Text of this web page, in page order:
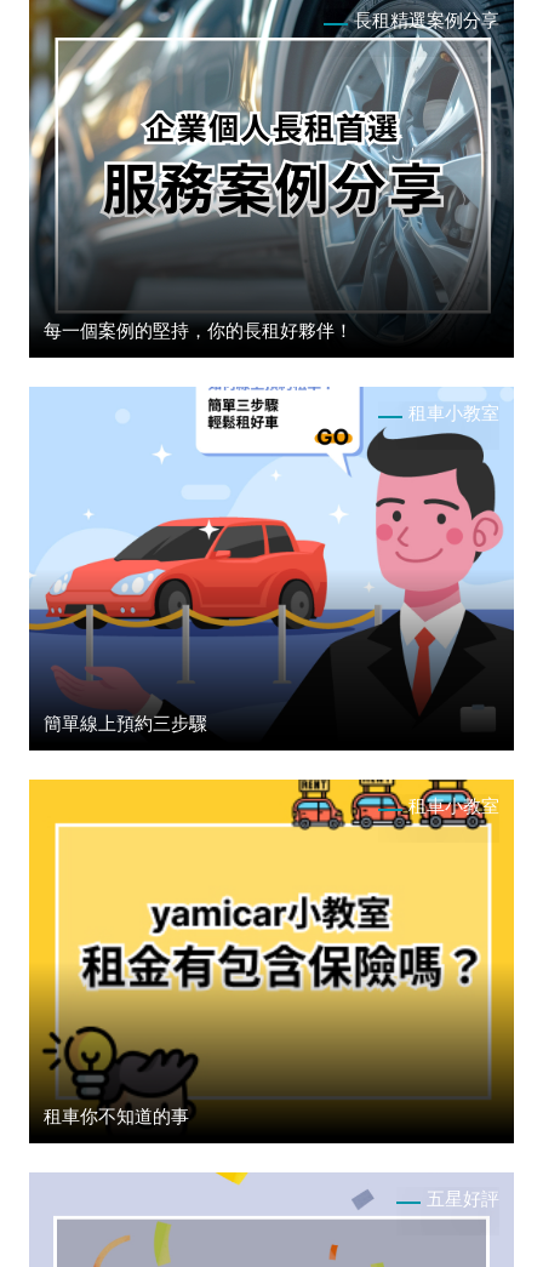
長租精選案例分享
每一個案例的堅持，你的長租好夥伴！
租車小教室
簡單線上預約三步驟
租車小教室
租車你不知道的事
五星好評